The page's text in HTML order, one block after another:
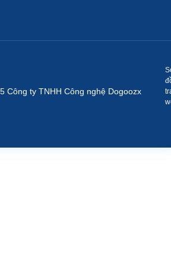
Công ty TNHH Công nghệ Dogoozx